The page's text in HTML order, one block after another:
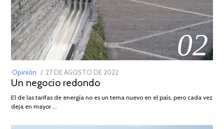
02
Opinión
POSTED
ON
27 DE AGOSTO DE 2022
DE
Un negocio redondo
El de las tarifas de energía no es un tema nuevo en el país, pero cada vez
deja en mayor …